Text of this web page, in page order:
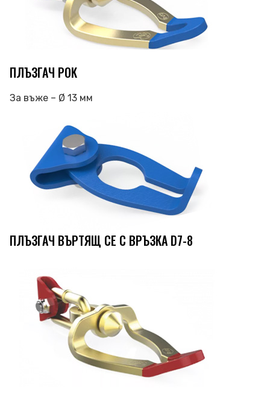
ПЛЪЗГАЧ POK
За въже – Ø 13 мм
ПЛЪЗГАЧ ВЪРТЯЩ СЕ С ВРЪЗКА D7-8